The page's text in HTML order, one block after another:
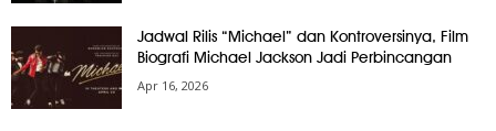
Jadwal Rilis “Michael” dan Kontroversinya, Film
Biografi Michael Jackson Jadi Perbincangan
Apr 16, 2026